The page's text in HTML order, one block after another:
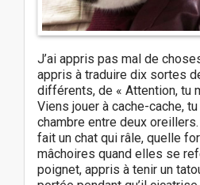
J’ai appris pas mal de
appris à traduire dix sortes
différents, de « Attention, tu
Viens jouer à cache-cache,
chambre entre deux
fait un chat qui râle, quelle
mâchoires quand elles se
poignet, appris à tenir un